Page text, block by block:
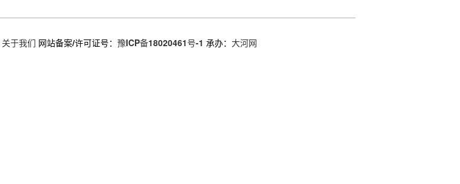
关于我们 网站备案/许可证号： 豫ICP备18020461号-1 承办： 大河网